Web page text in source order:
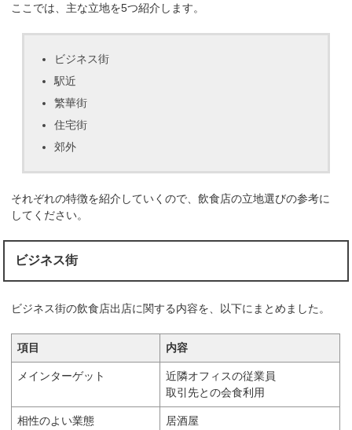
ここでは、主な立地を5つ紹介します。
ビジネス街
駅近
繁華街
住宅街
郊外
それぞれの特徴を紹介していくので、飲食店の立地選びの参考に
してください。
ビジネス街
ビジネス街の飲食店出店に関する内容を、以下にまとめました。
項目 内容
メインターゲット
近隣オフィスの従業員
取引先との会食利用
相性のよい業態
居酒屋